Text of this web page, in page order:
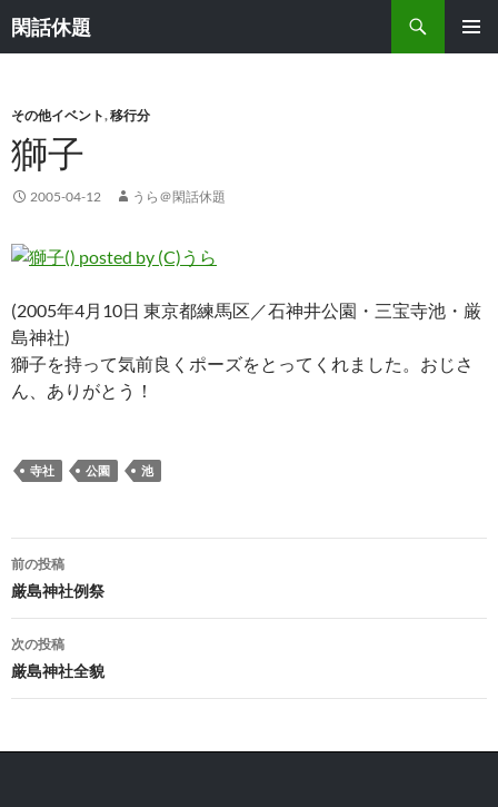
閑話休題
索
ン
ツ
へ
キ
プ
その他イベント,移行分
獅子
2005-04-12 うら＠閑話休題
(2005年4月10日 東京都練馬区／石神井公園・三宝寺池・厳
島神社)
獅子を持って気前良くポーズをとってくれました。おじさ
ん、ありがとう！
寺社 公園 池
投
稿
ナ
ビ
ゲ
ー
前の投稿
厳島神社例祭
次の投稿
厳島神社全貌